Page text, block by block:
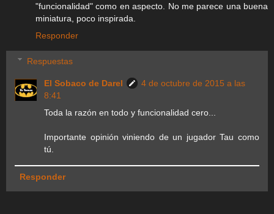
"funcionalidad" como en aspecto. No me parece una buena
miniatura, poco inspirada.
Responder
Respuestas
El Sobaco de Darel
4 de octubre de 2015 a las
8:41
Toda la razón en todo y funcionalidad cero...
Importante opinión viniendo de un jugador Tau como
tú.
Responder